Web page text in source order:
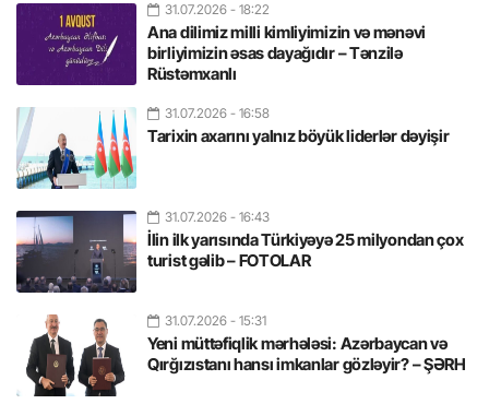
31.07.2026 - 18:22
Ana dilimiz milli kimliyimizin və mənəvi
birliyimizin əsas dayağıdır – Tənzilə
Rüstəmxanlı
31.07.2026 - 16:58
Tarixin axarını yalnız böyük liderlər dəyişir
31.07.2026 - 16:43
İlin ilk yarısında Türkiyəyə 25 milyondan çox
turist gəlib – FOTOLAR
31.07.2026 - 15:31
Yeni müttəfiqlik mərhələsi: Azərbaycan və
Qırğızıstanı hansı imkanlar gözləyir? – ŞƏRH